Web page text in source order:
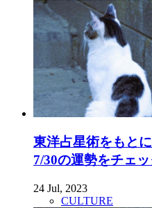
東洋占星術をもと
7/30の運勢をチェッ
24 Jul, 2023
CULTURE